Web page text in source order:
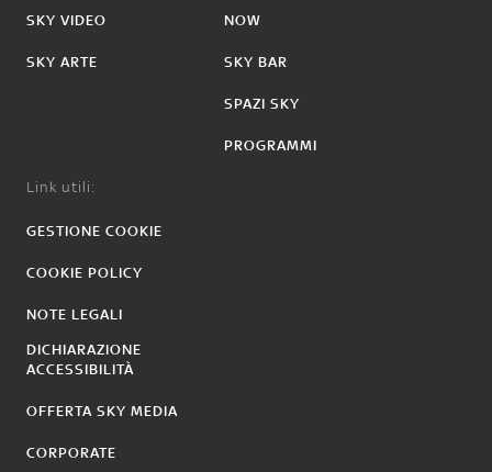
SKY VIDEO
SKY ARTE
NOW
SKY BAR
SPAZI SKY
PROGRAMMI
Link utili:
GESTIONE COOKIE
COOKIE POLICY
NOTE LEGALI
DICHIARAZIONE
ACCESSIBILITÀ
OFFERTA SKY MEDIA
CORPORATE